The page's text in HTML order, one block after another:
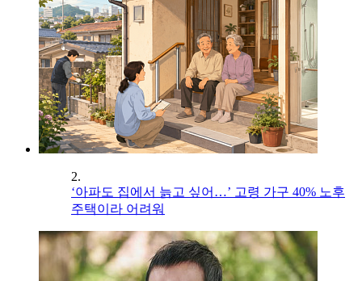
2.
‘아파도 집에서 늙고 싶어…’ 고령 가구 40% 노후
주택이라 어려워